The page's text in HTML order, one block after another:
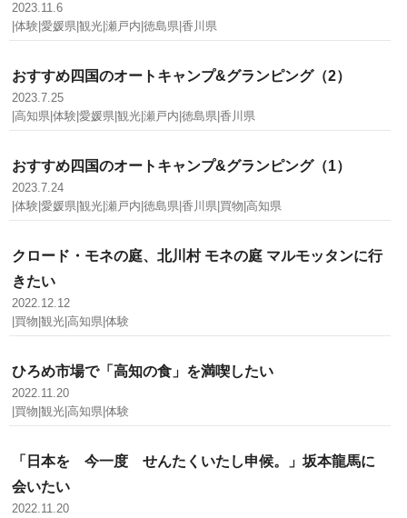
2023.11.6
|体験|愛媛県|観光|瀬戸内|徳島県|香川県
おすすめ四国のオートキャンプ&グランピング（2）
2023.7.25
|高知県|体験|愛媛県|観光|瀬戸内|徳島県|香川県
おすすめ四国のオートキャンプ&グランピング（1）
2023.7.24
|体験|愛媛県|観光|瀬戸内|徳島県|香川県|買物|高知県
クロード・モネの庭、北川村 モネの庭 マルモッタンに行
きたい
2022.12.12
|買物|観光|高知県|体験
ひろめ市場で「高知の食」を満喫したい
2022.11.20
|買物|観光|高知県|体験
「日本を 今一度 せんたくいたし申候。」坂本龍馬に
会いたい
2022.11.20